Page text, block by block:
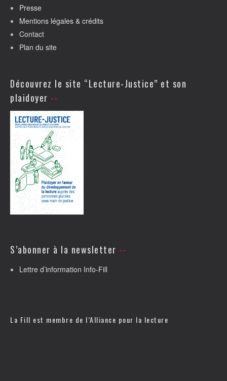
Presse
Mentions légales & crédits
Contact
Plan du site
Découvrez le site “Lecture-Justice” et son
plaidoyer
S’abonner à la newsletter
Lettre d’information Info-Fill
La Fill est membre de l’Alliance pour la lecture